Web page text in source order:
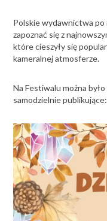
Polskie wydawnictwa po
zapoznać się z
które cieszyły się
kameralnej atmosferze.
Na Festiwalu można
samodzielnie